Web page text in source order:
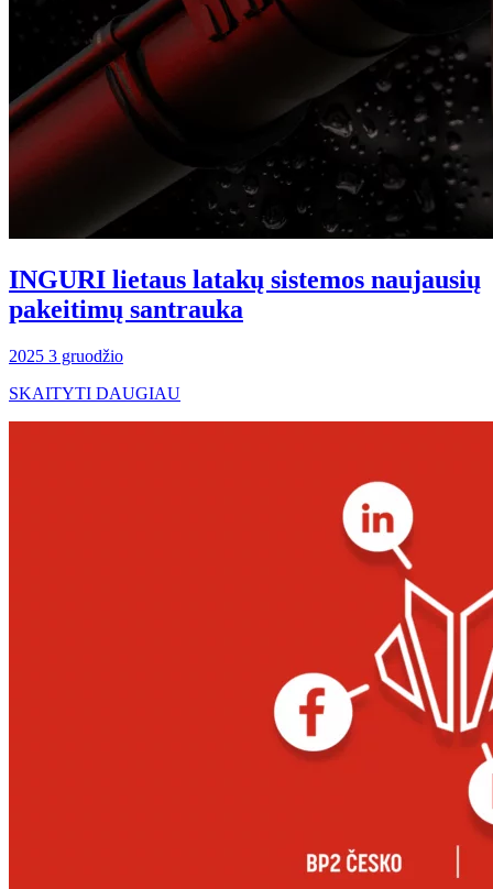
INGURI lietaus latakų sistemos naujausių
pakeitimų santrauka
2025 3 gruodžio
SKAITYTI DAUGIAU